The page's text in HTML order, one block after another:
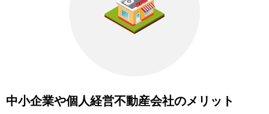
中小企業や個人経営不動産会社のメリット